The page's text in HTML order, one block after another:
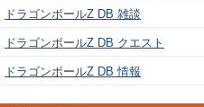
ドラゴンボールZ DB 雑談
ドラゴンボールZ DB クエスト
ドラゴンボールZ DB 情報